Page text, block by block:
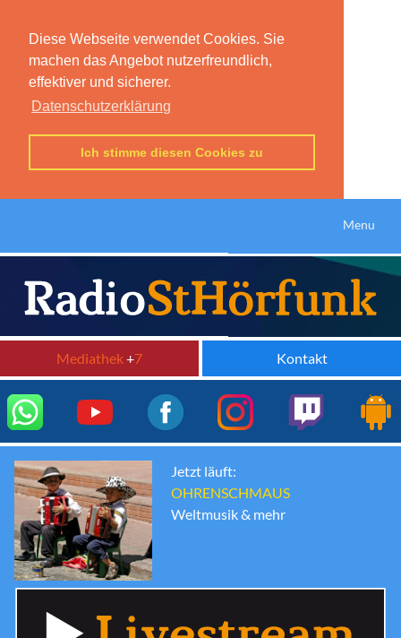
Diese Webseite verwendet Cookies. Sie
machen das Angebot nutzerfreundlich,
effektiver und sicherer.
Datenschutzerklärung
Ich stimme diesen Cookies zu
Menu
Mediathek+7 Kontakt
Jetzt läuft:
OHRENSCHMAUS
Weltmusik & mehr